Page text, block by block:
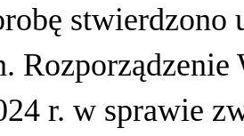
stwierdzono
r. w sprawie